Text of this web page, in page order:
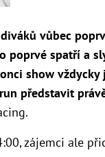
vůbec
poprvé spatří a
show vždycky
představit
zájemci ale